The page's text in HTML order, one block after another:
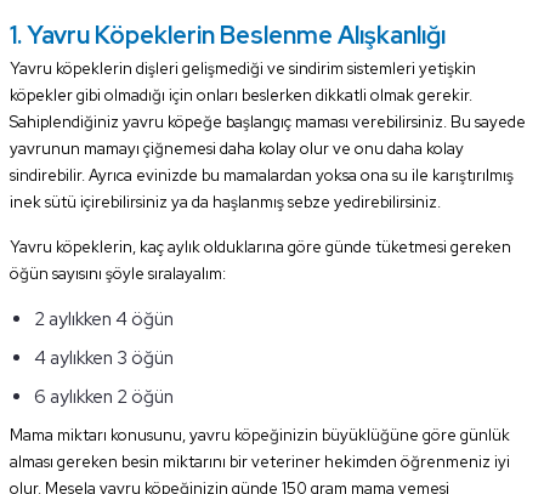
1. Yavru Köpeklerin Beslenme Alışkanlığı
Yavru köpeklerin dişleri gelişmediği ve sindirim sistemleri yetişkin
köpekler gibi olmadığı için onları beslerken dikkatli olmak gerekir.
Sahiplendiğiniz yavru köpeğe başlangıç maması verebilirsiniz. Bu sayede
yavrunun mamayı çiğnemesi daha kolay olur ve onu daha kolay
sindirebilir. Ayrıca evinizde bu mamalardan yoksa ona su ile karıştırılmış
inek sütü içirebilirsiniz ya da haşlanmış sebze yedirebilirsiniz.
Yavru köpeklerin, kaç aylık olduklarına göre günde tüketmesi gereken
öğün sayısını şöyle sıralayalım:
2 aylıkken 4 öğün
4 aylıkken 3 öğün
6 aylıkken 2 öğün
Mama miktarı konusunu, yavru köpeğinizin büyüklüğüne göre günlük
alması gereken besin miktarını bir veteriner hekimden öğrenmeniz iyi
olur. Mesela yavru köpeğinizin günde 150 gram mama yemesi